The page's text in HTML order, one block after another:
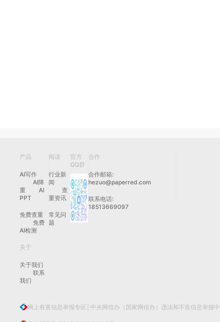
产品
AI写作
AI降
重
AI
PPT
免费查重
免费
AI检测
关于
关于我们
联系
我们
阅读
行业新
闻
查
重资讯
常见问
题
官方
QQ群
合作
合作邮箱:
hezuo@paperred.com
联系电话:
18513669097
网上有害信息举报专区│中央网信办（国家网信办）违法和不良信息举报